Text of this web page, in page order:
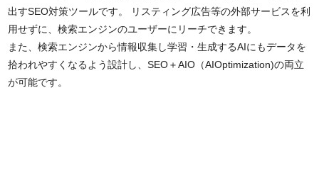
出すSEO対策ツールです。 リスティング広告等の外部サービスを利
用せずに、検索エンジンのユーザーにリーチできます。
また、検索エンジンから情報収集し学習・生成するAIにもデータを
拾われやすくなるよう設計し、SEO＋AIO（AIOptimization)の両立
が可能です。